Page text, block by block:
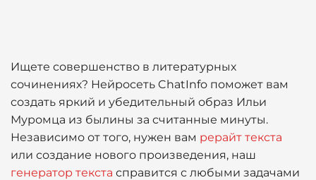
Ищете совершенство в литературных
сочинениях? Нейросеть ChatInfo поможет вам
создать яркий и убедительный образ Ильи
Муромца из былины за считанные минуты.
Независимо от того, нужен вам рерайт текста
или создание нового произведения, наш
генератор текста справится с любыми задачами